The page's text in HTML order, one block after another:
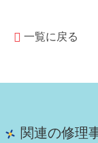
一覧に戻る
関連の修理